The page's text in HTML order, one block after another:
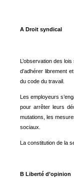
A Droit syndical
L’observation des
d’adhérer librement
du code du travail.
Les employeurs
pour arrêter leurs
mutations, les
sociaux.
La constitution de la
B Liberté d’opinion